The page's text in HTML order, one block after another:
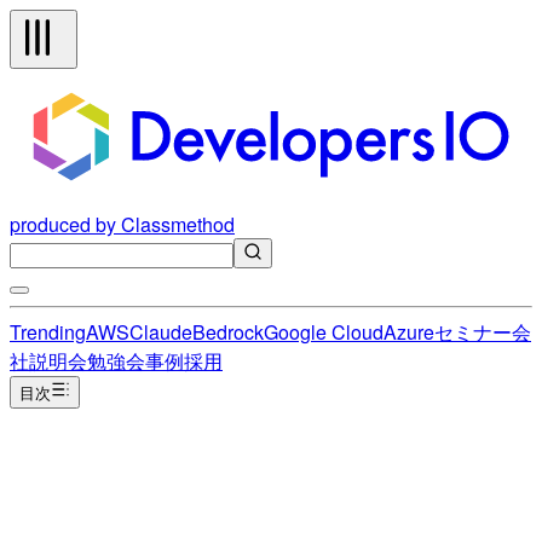
produced by Classmethod
TrendingAWSClaudeBedrockGoogle CloudAzureセミナー会
社説明会勉強会事例採用
目次